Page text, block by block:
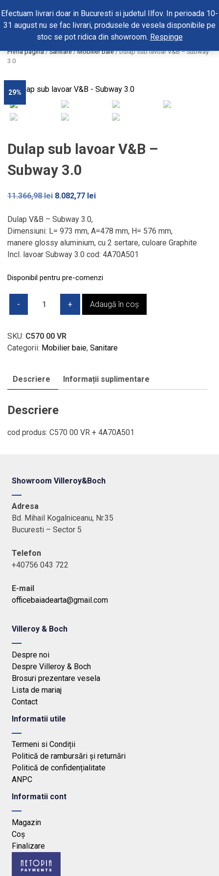
Efectuam livrari doar in Bucuresti si judetul Ilfov. In perioada 10-
31 august nu se fac livrari, produsele de vesela disponibile pe
stoc se pot ridica din showroom. Respinge
Prima pagină/Sanitare/Mobilier baie/ Dulap sub lavoar V&B – Subway
3.0
29%
Dulap sub lavoar V&B –
Subway 3.0
11.366,98lei Prețul
a
fost:
11.366,98 lei.
8.082,77 leiPrețul
8.082,77 lei.
Dulap V&B – Subway 3.0,
Dimensiuni: L= 973 mm, A=478 mm, H= 576 mm,
manere glossy aluminium, cu 2 sertare, culoare Graphite
Incl. lavoar Subway 3.0 cod: 4A70A501
Disponibil pentru pre-comenzi
Cantitate
lavoar
V&B
3.0
Adaugă în coș
SKU: C570 00 VR
Categorii: Mobilier baie, Sanitare
Descriere Informații suplimentare
Descriere
cod produs: C570 00 VR + 4A70A501
Showroom Villeroy&Boch
Adresa
Bd. Mihail Kogalniceanu, Nr.35
Bucuresti – Sector 5
Telefon
+40756 043 722
E-mail
officebaiadearta@gmail.com
Villeroy & Boch
Despre noi
Despre Villeroy & Boch
Brosuri prezentare vesela
Lista de mariaj
Contact
Informatii utile
Termeni si Condiții
Politică de rambursări și returnări
Politică de confidențialitate
ANPC
Informatii cont
Magazin
Coș
Finalizare